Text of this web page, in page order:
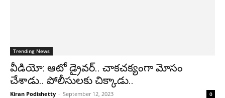
Trending News
వీడియో: ఆటో డ్రైవర్.. చాకచక్యంగా మోసం
చేశాడు.. పోలీసులకు చిక్కాడు..
Kiran Podishetty - September 12, 2023 0